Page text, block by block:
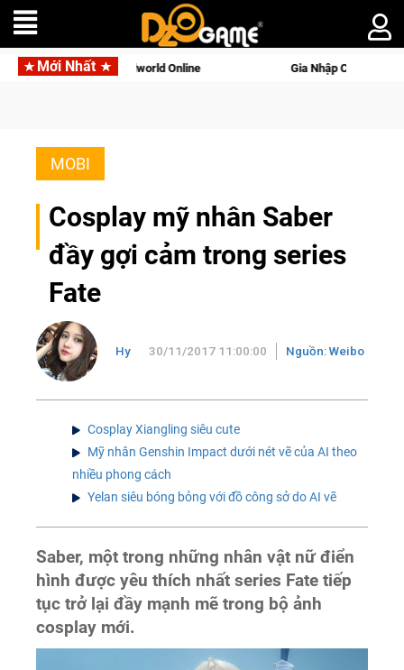
Mới Nhất
Online Gia Nhập Closed Beta Norse Saga: Cửu Giới Thức
MOBI
Cosplay mỹ nhân Saber
đầy gợi cảm trong series
Fate
Hy 30/11/2017 11:00:00 Nguồn: Weibo
Cosplay Xiangling siêu cute
Mỹ nhân Genshin Impact dưới nét vẽ của AI theo
nhiều phong cách
Yelan siêu bóng bỏng với đồ công sở do AI vẽ
Saber, một trong những nhân vật nữ điển
hình được yêu thích nhất series Fate tiếp
tục trở lại đầy mạnh mẽ trong bộ ảnh
cosplay mới.